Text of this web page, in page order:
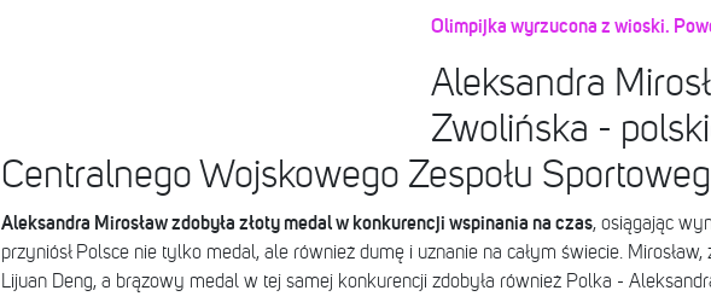
Olimpijka wyrzucona z wioski.
Aleksandra
Zwolińska -
Centralnego Wojskowego Zespołu
Aleksandra Mirosław zdobyła złoty medal w konkurencji wspinania na czas, osiągając
przyniósł Polsce nie tylko medal, ale również dumę i uznanie na całym świecie. Mirosław,
Lijuan Deng, a brązowy medal w tej samej konkurencji zdobyła również Polka -